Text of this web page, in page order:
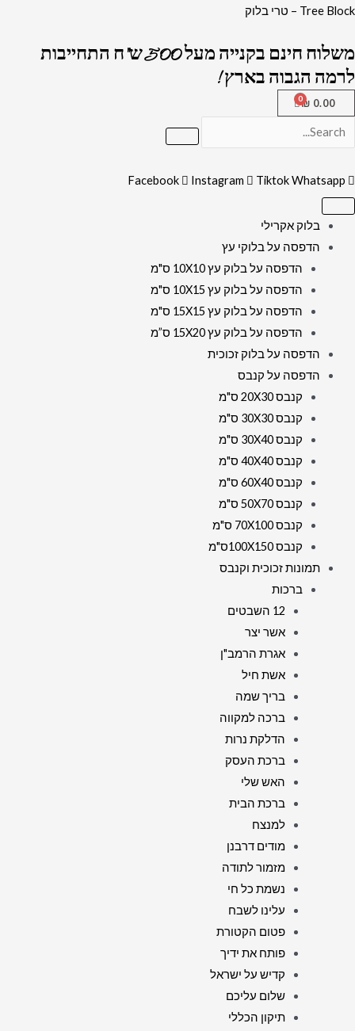
דילוג
Tree Block – טרי בלוק
משלוח חינם בקנייה מעל 500 ש"ח התחייבות
לרמה הגבוה בארץ !
0.00
₪
Facebook Instagram TiktokWhatsapp
בלוק אקרילי
הדפסה על בלוקי עץ
הדפסה על בלוק עץ 10X10 ס"מ
הדפסה על בלוק עץ 10X15 ס"מ
הדפסה על בלוק עץ 15X15 ס"מ
הדפסה על בלוק עץ 15X20 ס”מ
הדפסה על בלוק זכוכית
הדפסה על קנבס
קנבס 20X30 ס"מ
קנבס 30X30 ס"מ
קנבס 30X40 ס"מ
קנבס 40X40 ס"מ
קנבס 60X40 ס"מ
קנבס 50X70 ס"מ
קנבס 70X100 ס"מ
קנבס 100X150ס"מ
תמונות זכוכית וקנבס
ברכות
12 השבטים
אשר יצר
אגרת הרמב"ן
אשת חיל
בריך שמה
ברכה למקווה
הדלקת נרות
ברכת העסק
האש שלי
ברכת הבית
למנצח
מודים דרבנן
מזמור לתודה
נשמת כל חי
עלינו לשבח
פטום הקטורת
פותח את ידיך
קדיש על ישראל
שלום עליכם
תיקון הכללי